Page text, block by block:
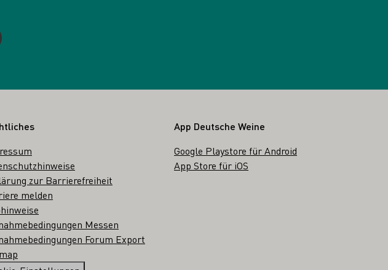
zur Barrierefreiheit
melden
Messen
Forum Export
App Deutsche Weine
Google Playstore für Android
App Store für iOS